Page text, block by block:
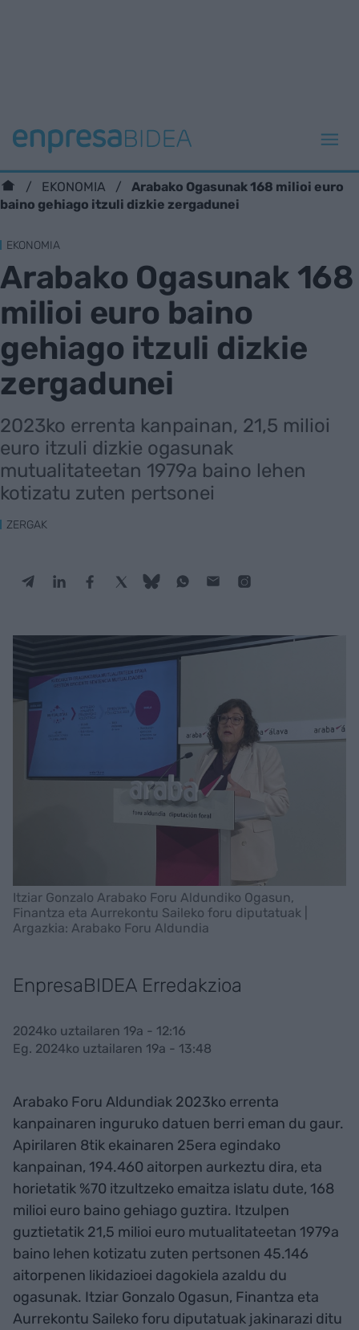
EKONOMIA
Arabako Ogasunak 168 milioi euro
baino gehiago itzuli dizkie zergadunei
EKONOMIA
Arabako Ogasunak 168
milioi euro baino
gehiago itzuli dizkie
zergadunei
2023ko errenta kanpainan, 21,5 milioi
euro itzuli dizkie ogasunak
mutualitateetan 1979a baino lehen
kotizatu zuten pertsonei
ZERGAK
Itziar Gonzalo Arabako Foru Aldundiko Ogasun,
Finantza eta Aurrekontu Saileko foru diputatuak |
Argazkia: Arabako Foru Aldundia
EnpresaBIDEA Erredakzioa
2024ko uztailaren 19a - 12:16
Eg. 2024ko uztailaren 19a - 13:48
Arabako Foru Aldundiak 2023ko errenta
kanpainaren inguruko datuen berri eman du gaur.
Apirilaren 8tik ekainaren 25era egindako
kanpainan, 194.460 aitorpen aurkeztu dira, eta
horietatik %70 itzultzeko emaitza islatu dute, 168
milioi euro baino gehiago guztira. Itzulpen
guztietatik 21,5 milioi euro mutualitateetan 1979a
baino lehen kotizatu zuten pertsonen 45.146
aitorpenen likidazioei dagokiela azaldu du
ogasunak. Itziar Gonzalo Ogasun, Finantza eta
Aurrekontu Saileko foru diputatuak jakinarazi ditu